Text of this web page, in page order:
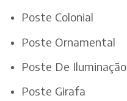
Poste Colonial
Poste Ornamental
Poste De Iluminação
Poste Girafa